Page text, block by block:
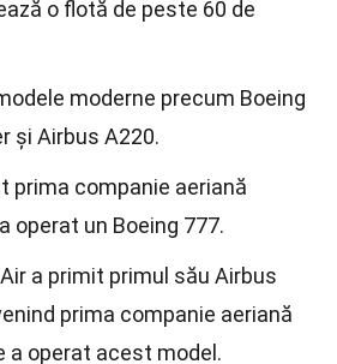
o flotă de peste 60 de
moderne precum Boeing
și Airbus A220.
prima companie aeriană
operat un Boeing 777.
a primit primul său Airbus
prima companie aeriană
a operat acest model.